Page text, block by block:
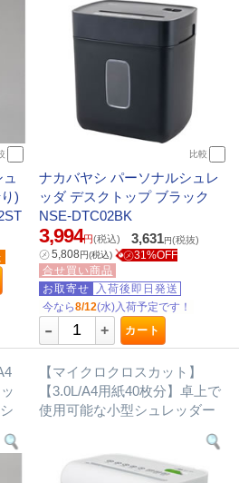
)
比較
ナカバヤシ パーソナルシュレ
ッダ デスクトップ ブラック
NSE-DTC02BK
3,994円(税込) 3,631円(税抜)
㋱5,808円(税込) ㋱31%OFF
合せ買い商品
お取寄せ
入荷後即日発送
今なら8/12(水)入荷予定です！
- + カート
【マイクロクロスカット】
【3.0L/A4用紙40枚分】卓上で
使用可能な小型シュレッダー